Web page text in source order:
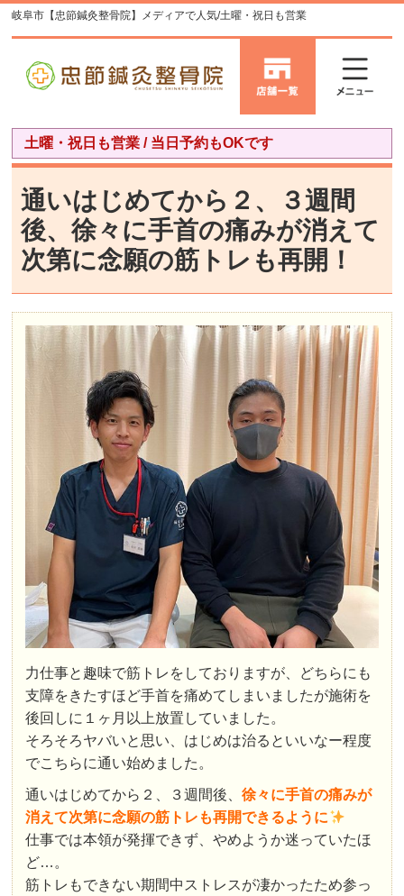
岐阜市【忠節鍼灸整骨院】メディアで人気/土曜・祝日も営業
土曜・祝日も営業 / 当日予約もOKです
通いはじめてから２、３週間
後、徐々に手首の痛みが消えて
次第に念願の筋トレも再開！
力仕事と趣味で筋トレをしておりますが、どちらにも
支障をきたすほど手首を痛めてしまいましたが施術を
後回しに１ヶ月以上放置していました。
そろそろヤバいと思い、はじめは治るといいなー程度
でこちらに通い始めました。
通いはじめてから２、３週間後、徐々に手首の痛みが
消えて次第に念願の筋トレも再開できるように
仕事では本領が発揮できず、やめようか迷っていたほ
ど…。
筋トレもできない期間中ストレスが凄かったため参っ